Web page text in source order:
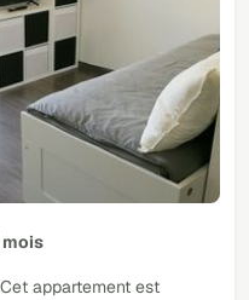
appartement est